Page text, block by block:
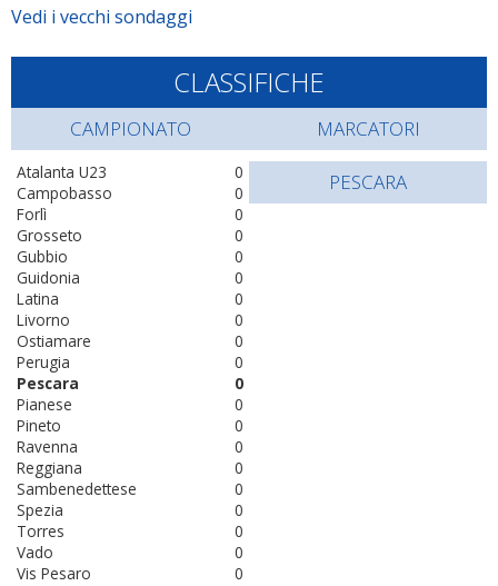
Vedi i vecchi sondaggi
CLASSIFICHE
CAMPIONATO
0
Atalanta U23
0
Campobasso
0
Forlì
0
Grosseto
0
Gubbio
0
Guidonia
0
Latina
0
Livorno
0
Ostiamare
0
Perugia
0
Pescara
0
Pianese
0
Pineto
0
Ravenna
0
Reggiana
0
Sambenedettese
0
Spezia
0
Torres
0
Vado
0
Vis Pesaro
MARCATORI
PESCARA